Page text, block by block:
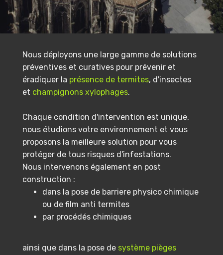
Nous déployons une large gamme de solutions
préventives et curatives pour prévenir et
éradiquer la présence de termites, d'insectes
et champignons xylophages.
Chaque condition d'intervention est unique,
nous étudions votre environnement et vous
proposons la meilleure solution pour vous
protéger de tous risques d'infestations.
Nous intervenons également en post
construction :
dans la pose de barriere physico chimique
ou de film anti termites
par procédés chimiques
ainsi que dans la pose de système pièges